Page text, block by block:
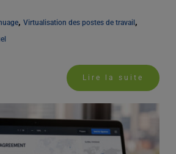
, Virtualisation des postes de travail
Lire la suite